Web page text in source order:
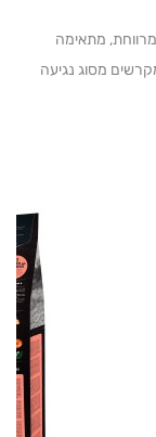
מתאימה
נגיעה